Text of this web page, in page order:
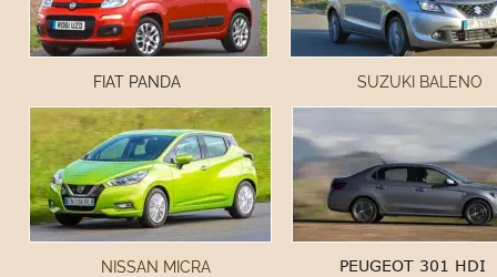
SUZUKI BALENO
FIAT PANDA
PEUGEOT 301 HDI
NISSAN MICRA